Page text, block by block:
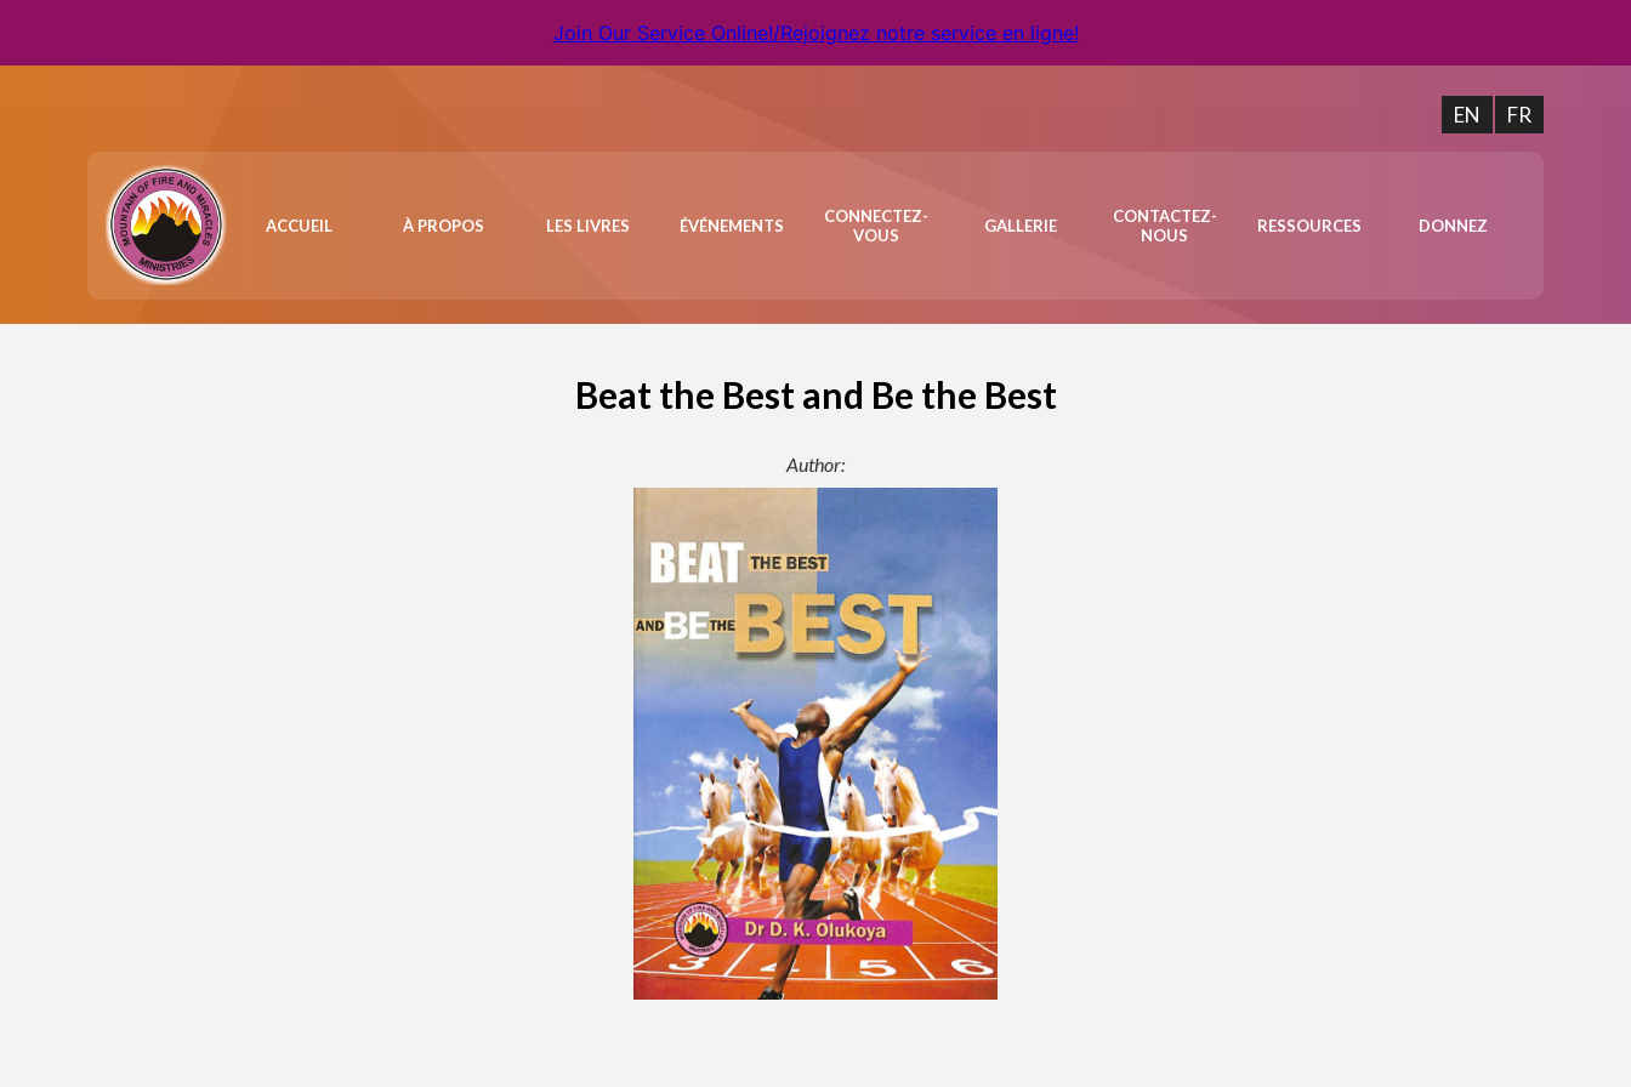
Join Our Service Online!/Rejoignez notre service en ligne!
EN FR
ACCUEIL À PROPOS LES LIVRES ÉVÉNEMENTS
CONNECTEZ-
VOUS
GALLERIE
CONTACTEZ-
NOUS
RESSOURCES DONNEZ
Beat the Best and Be the Best
Author: